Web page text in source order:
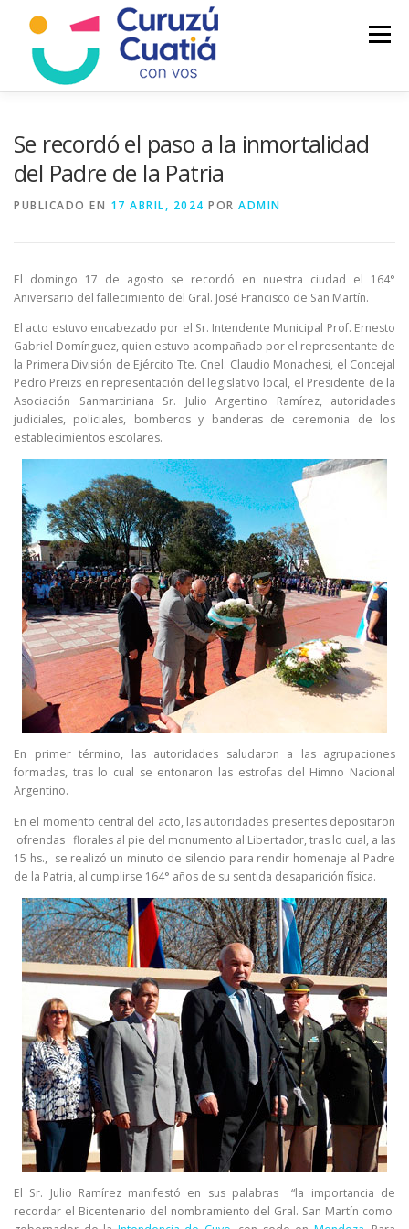
contenido
Menú
Se recordó el paso a la inmortalidad
del Padre de la Patria
PUBLICADO EN 17 ABRIL, 2024 POR ADMIN
El domingo 17 de agosto se recordó en nuestra ciudad el 164°
Aniversario del fallecimiento del Gral. José Francisco de San Martín.
El acto estuvo encabezado por el Sr. Intendente Municipal Prof. Ernesto
Gabriel Domínguez, quien estuvo acompañado por el representante de
la Primera División de Ejército Tte. Cnel. Claudio Monachesi, el Concejal
Pedro Preizs en representación del legislativo local, el Presidente de la
Asociación Sanmartiniana Sr. Julio Argentino Ramírez, autoridades
judiciales, policiales, bomberos y banderas de ceremonia de los
establecimientos escolares.
En primer término, las autoridades saludaron a las agrupaciones
formadas, tras lo cual se entonaron las estrofas del Himno Nacional
Argentino.
En el momento central del acto, las autoridades presentes depositaron
ofrendas florales al pie del monumento al Libertador, tras lo cual, a las
15 hs., se realizó un minuto de silencio para rendir homenaje al Padre
de la Patria, al cumplirse 164° años de su sentida desaparición física.
El Sr. Julio Ramírez manifestó en sus palabras “la importancia de
recordar el Bicentenario del nombramiento del Gral. San Martín como